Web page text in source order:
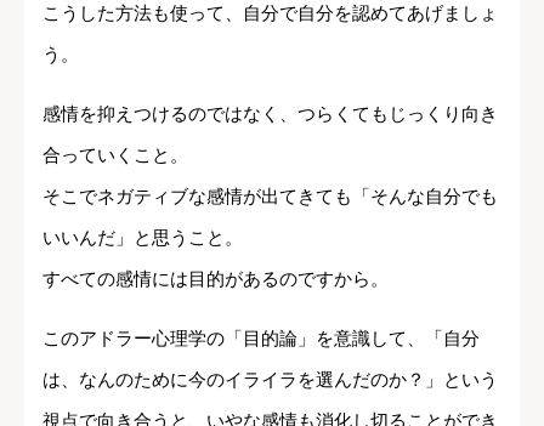
こうした方法も使って、自分で自分を認めてあげましょ
う。
感情を抑えつけるのではなく、つらくてもじっくり向き
合っていくこと。
そこでネガティブな感情が出てきても「そんな自分でも
いいんだ」と思うこと。
すべての感情には目的があるのですから。
このアドラー心理学の「目的論」を意識して、「自分
は、なんのために今のイライラを選んだのか？」という
視点で向き合うと、いやな感情も消化し切ることができ